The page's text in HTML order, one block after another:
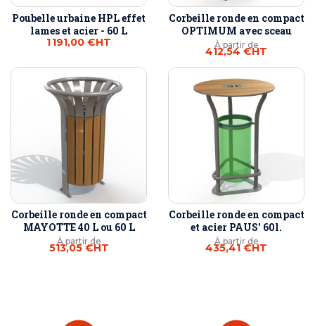
Poubelle urbaine HPL effet
lames et acier - 60 L
1 191,00 €HT
Corbeille ronde en compact
OPTIMUM avec sceau
À partir de
412,54 €HT
Corbeille ronde en compact
MAYOTTE 40 L ou 60 L
À partir de
513,05 €HT
Corbeille ronde en compact
et acier PAUS' 60l.
À partir de
435,41 €HT